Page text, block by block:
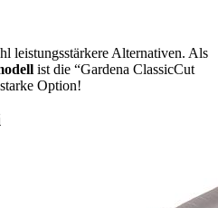
leistungsstärkere Alternativen. Als
ist die “Gardena ClassicCut
Option!